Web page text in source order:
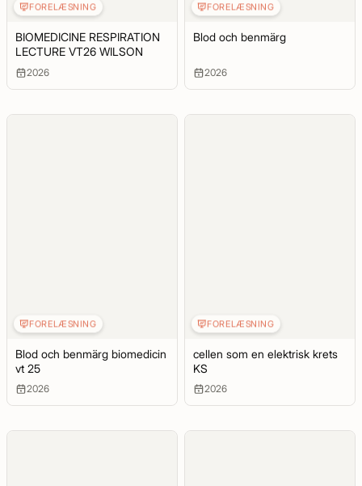
FORELÆSNING
BIOMEDICINE RESPIRATION
LECTURE VT26 WILSON
2026
FORELÆSNING
Blod och benmärg
2026
FORELÆSNING
Blod och benmärg biomedicin
vt 25
2026
FORELÆSNING
cellen som en elektrisk krets
KS
2026